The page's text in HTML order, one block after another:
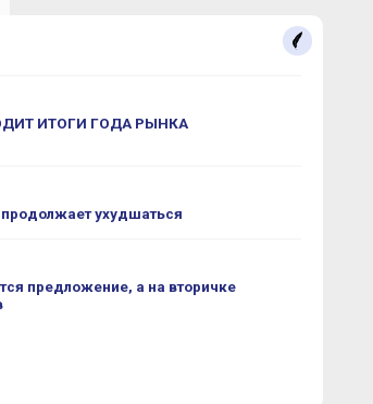
ИТОГИ ГОДА РЫНКА
ухудшаться
предложение, а на вторичке